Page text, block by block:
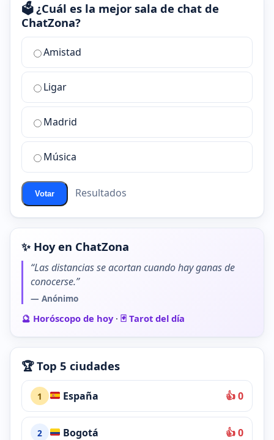
🗳️ ¿Cuál es la mejor sala de chat de
ChatZona?
¿Cuál
la
mejor
sala
chat
ChatZona?
Amistad
Ligar
Madrid
Música
Votar Resultados
✨ Hoy en ChatZona
“Las distancias se acortan cuando hay ganas de
conocerse.”
— Anónimo
🔮 Horóscopo de hoy· 🃏 Tarot del día
🏆 Top 5 ciudades
1 España 👍 0
2 Bogotá 👍 0